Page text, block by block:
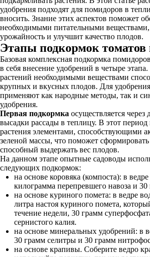
удобрения подходят для помидоров в
вносить. Знание этих аспектов поможет
необходимыми питательными
урожайность и улучшит качество плодов.
Этапы подкормок томатов
Базовая комплексная подкормка
в себя внесение удобрений в четыре
растений необходимыми веществами
крупных и вкусных плодов. Для
применяют как народные методы, так и
удобрения.
Первая подкормка осуществляется через
высадки рассады в теплицу. В этот
растения элементами, способствующими
зеленой массы, что поможет
способный выдержать вес плодов.
На данном этапе опытные садоводы
следующих подкормок:
на основе коровяка (компоста): в
килограмма перепревшего навоза и
на основе куриного помета: в ведре
литра настоя куриного помета,
течение недели, 30 грамм
сернистого калия.
на основе минеральных удобрений: в
30 грамм селитры и 30 грамм
на основе крапивы. Соберите ведро